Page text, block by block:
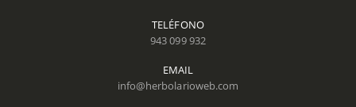
TELÉFONO
943 099 932
EMAIL
info@herbolarioweb.com